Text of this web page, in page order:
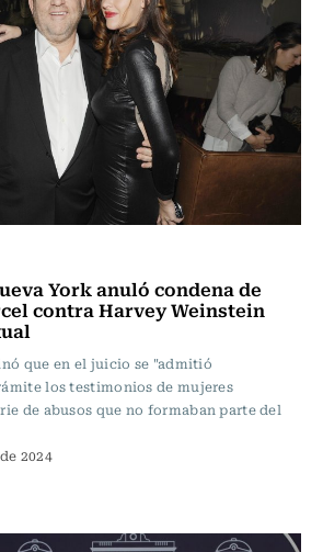
York anuló condena de
contra Harvey Weinstein
que en el juicio se "admitió
los testimonios de mujeres
de abusos que no formaban parte del
2024